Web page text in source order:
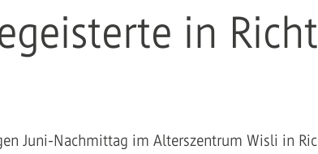
in
Juni-Nachmittag im Alterszentrum Wisli in